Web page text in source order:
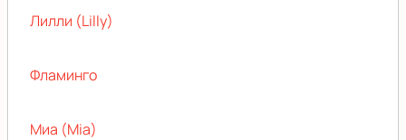
Лилли (Lilly)
Фламинго
Миа (Mia)